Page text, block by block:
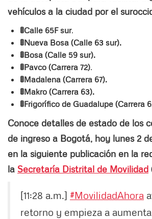
vehículos a la ciudad por el
🚦Calle 65F sur.
🚦Nueva Bosa (Calle 63 sur).
🚦Bosa (Calle 59 sur).
🚦Pavco (Carrera 72).
🚦Madalena (Carrera 67).
🚦Makro (Carrera 63).
🚦Frigorífico de Guadalupe (Carrera
Conoce detalles de estado de los
de ingreso a Bogotá, hoy lunes 2
en la siguiente publicación en la
la Secretaría Distrital de Movilidad
[11:28 a.m.] #MovilidadAhora
retorno y empieza a